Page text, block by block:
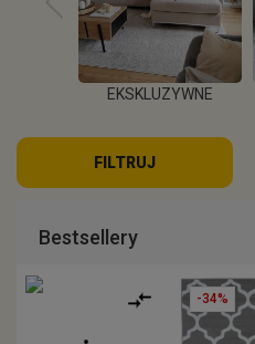
WIĘCEJ
EKSKLUZYWNE
FILTRUJ
Bestsellery
-34%